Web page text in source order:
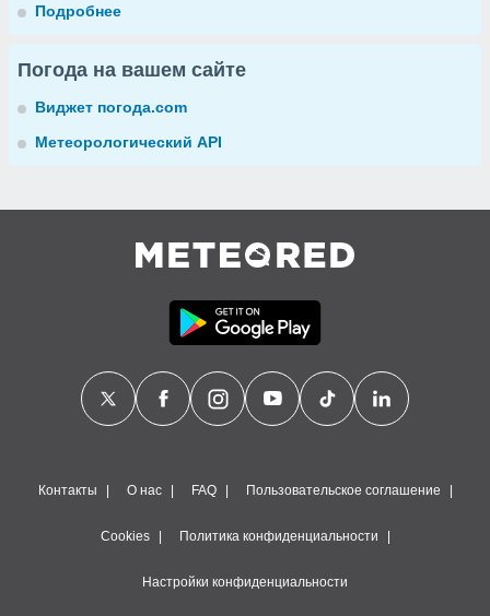
Подробнее
Погода на вашем сайте
Виджет погода.com
Метеорологический API
Контакты О нас FAQ Пользовательское соглашение
Cookies Политика конфиденциальности
Настройки конфиденциальности